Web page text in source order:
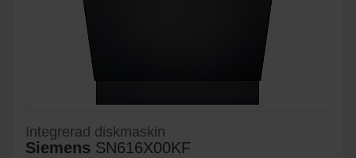
Integrerad diskmaskin
Siemens SN616X00KF